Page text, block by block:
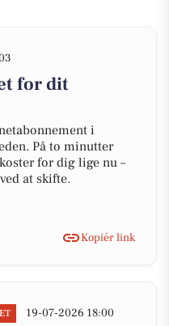
for dit
i
På to minutter
for dig lige nu –
at skifte.
Kopiér link
19-07-2026 18:00